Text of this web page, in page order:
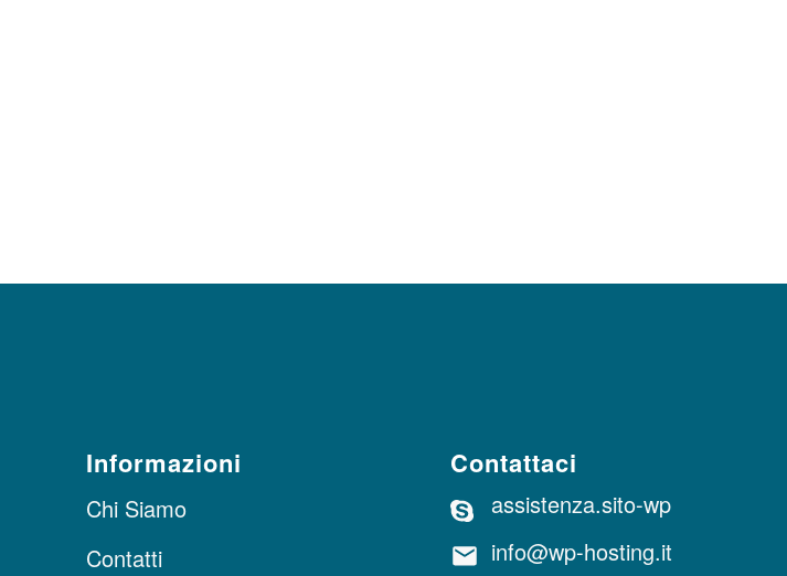
Informazioni
Chi Siamo
Contatti
Contattaci
assistenza.sito-wp
info@wp-hosting.it